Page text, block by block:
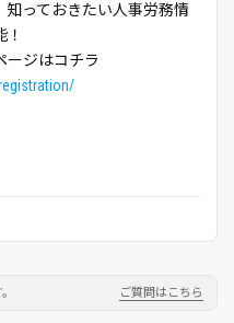
っておきたい人事労務情
ージはコチラ
ご質問はこちら